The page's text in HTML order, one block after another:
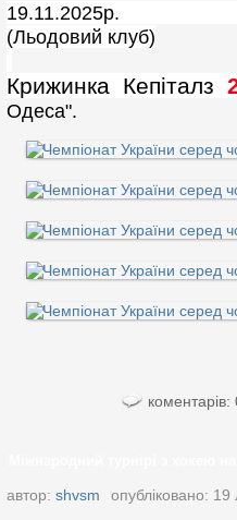
(Льодовий клуб)
Крижинка Кепіталз
Одеса".
коментарів:
автор: shvsm опубліковано: